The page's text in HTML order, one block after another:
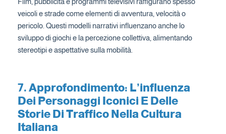
veicoli e strade come elementi di avventura, velocità o
pericolo. Questi modelli narrativi influenzano anche lo
sviluppo di giochi e la percezione collettiva, alimentando
stereotipi e aspettative sulla mobilità.
7. Approfondimento: L’influenza
Dei Personaggi Iconici E Delle
Storie Di Traffico Nella Cultura
Italiana